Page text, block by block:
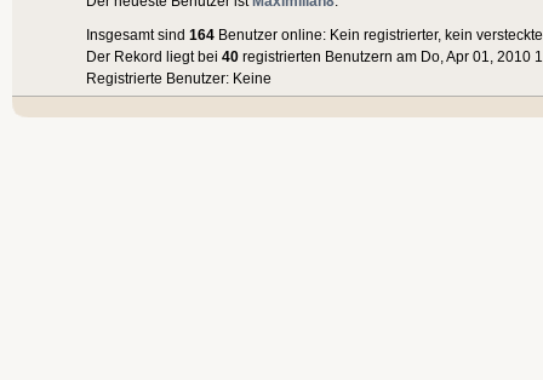
Insgesamt sind 164 Benutzer online: Kein registrierter, kein
Der Rekord liegt bei 40 registrierten Benutzern am Do, Apr 01, 2010
Registrierte Benutzer: Keine